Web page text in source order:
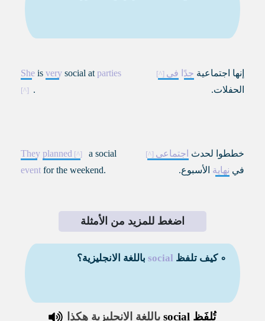
إنها اجتماعية جدًا في
الحفلات.
She is very social at parties
.
خططوا لحدث اجتماعي
في نهاية الأسبوع.
They planned
a social
event for the weekend.
اضغط للمزيد من الأمثلة
∘ كيف تلفظ social باللغة الانجليزية؟
تُلفَظ social باللغة الانجليزية هكذا